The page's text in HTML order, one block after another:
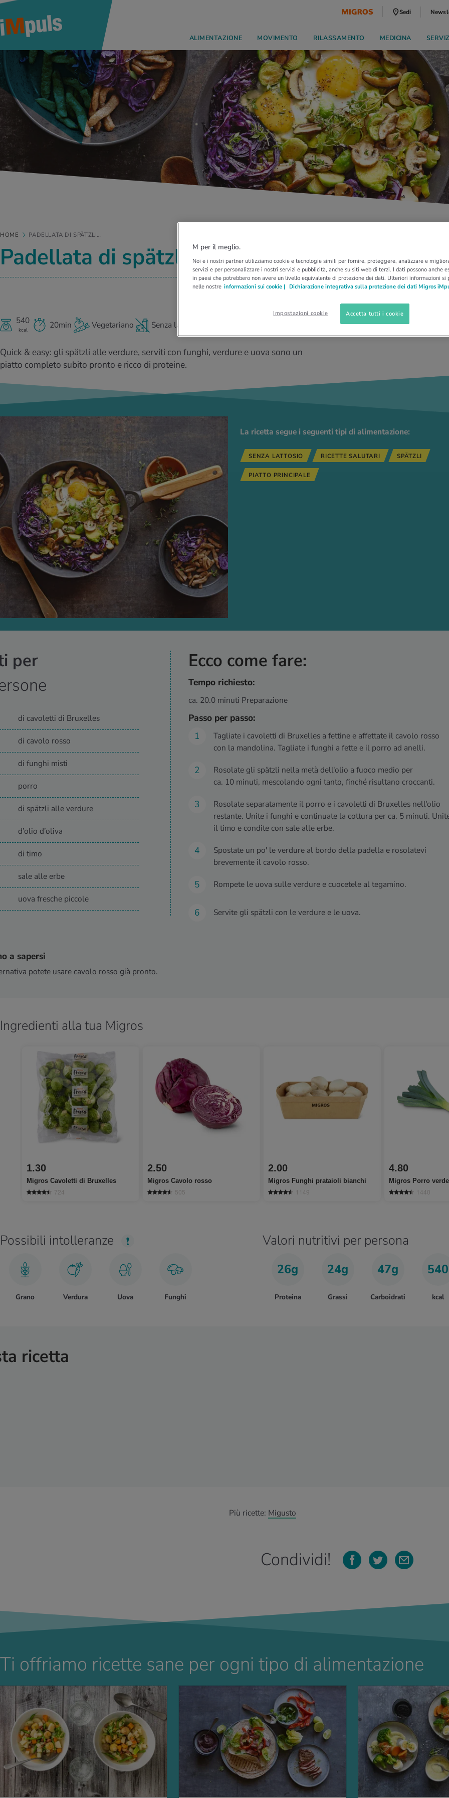
Sedi
ALIMENTAZIONE MOVIMENTO RILASSAMENTO MEDICINA
HOME PADELLATA DI SPÄTZLI…
Padellata di spätzli con verdure e funghi
540
kcal 20min Vegetariano Senza lattosio
Quick & easy: gli spätzli alle verdure, serviti con funghi, verdure e uova sono un
piatto completo subito pronto e ricco di proteine.
La ricetta segue i seguenti tipi di alimentazione:
SENZA LATTOSIO RICETTE SALUTARI SPÄTZLI
PIATTO PRINCIPALE
per
di cavoletti di Bruxelles
di cavolo rosso
di funghi misti
porro
di spätzli alle verdure
d’olio d’oliva
di timo
sale alle erbe
uova fresche piccole
Ecco come fare:
Tempo richiesto:
ca. 20.0 minuti Preparazione
Passo per passo:
Tagliate i cavoletti di Bruxelles a fettine e affettate il cavolo rosso
con la mandolina. Tagliate i funghi a fette e il porro ad anelli.
Rosolate gli spätzli nella metà dell'olio a fuoco medio per
ca. 10 minuti, mescolando ogni tanto, finché risultano croccanti.
Rosolate separatamente il porro e i cavoletti di Bruxelles nell'olio
restante. Unite i funghi e continuate la cottura per ca. 5 minuti.
il timo e condite con sale alle erbe.
Spostate un po' le verdure al bordo della padella e rosolatevi
brevemente il cavolo rosso.
Rompete le uova sulle verdure e cuocetele al tegamino.
Servite gli spätzli con le verdure e le uova.
a sapersi
potete usare cavolo rosso già pronto.
Ingredienti alla tua Migros
1.30
Migros Cavoletti di Bruxelles
724
2.50
Migros Cavolo rosso
505
2.00
Migros Funghi prataioli bianchi
1149
4.80
Migros Porro verde
1440
Possibili intolleranze
Grano Verdura Uova Funghi
Valori nutritivi per persona
26g
Proteina
24g
Grassi
47g
Carboidrati
540
kcal
ricetta
Più ricette: Migusto
Condividi!
Ti offriamo ricette sane per ogni tipo di alimentazione
RICETTA VAI ALLA RICETTA
M per il meglio.
Noi e i nostri partner utilizziamo cookie e tecnologie simili per fornire, proteggere, analizzare e
servizi e per personalizzare i nostri servizi e pubblicità, anche su siti web di terzi. I dati possono anche
in paesi che potrebbero non avere un livello equivalente di protezione dei dati. Ulteriori informazioni si
nelle nostre informazioni sui cookie | Dichiarazione integrativa sulla protezione dei dati Migros
Impostazioni cookie Accetta tutti i cookie